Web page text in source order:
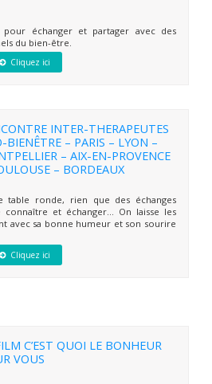
échanger et partager avec des
du bien-être.
Cliquez ici
INTER-THERAPEUTES
BIENÊTRE – PARIS – LYON –
– AIX-EN-PROVENCE
– BORDEAUX
table ronde, rien que des échanges
et échanger… On laisse les
avec sa bonne humeur et son sourire
Cliquez ici
C’EST QUOI LE BONHEUR
VOUS